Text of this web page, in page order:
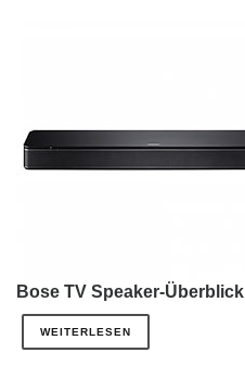
Bose TV Speaker-Überblick
WEITERLESEN